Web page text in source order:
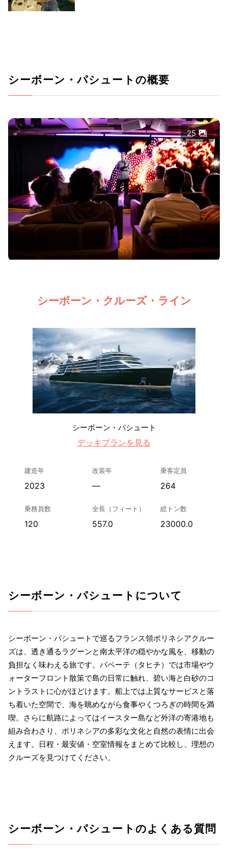
シーボーン・パシュートの概要
25
シーボーン・クルーズ・ライン
シーボーン・パシュート
デッキプランを見る
建造年
2023
改装年
—
乗客定員
264
乗務員数
120
全長（フィート）
557.0
総トン数
23000.0
シーボーン・パシュートについて
シーボーン・パシュートで巡るフランス領ポリネシアクルー
ズは、透き通るラグーンと南太平洋の穏やかな風を、移動の
負担なく味わえる旅です。パペーテ（タヒチ）では市場やウ
ォーターフロント散策で島の日常に触れ、碧い海と白砂のコ
ントラストに心がほどけます。船上では上質なサービスと落
ち着いた空間で、海を眺めながら食事やくつろぎの時間を満
喫。さらに航路によってはイースター島など外洋の寄港地も
組み合わさり、ポリネシアの多彩な文化と自然の表情に出会
えます。日程・最安値・空室情報をまとめて比較し、理想の
クルーズを見つけてください。
シーボーン・パシュートのよくある質問